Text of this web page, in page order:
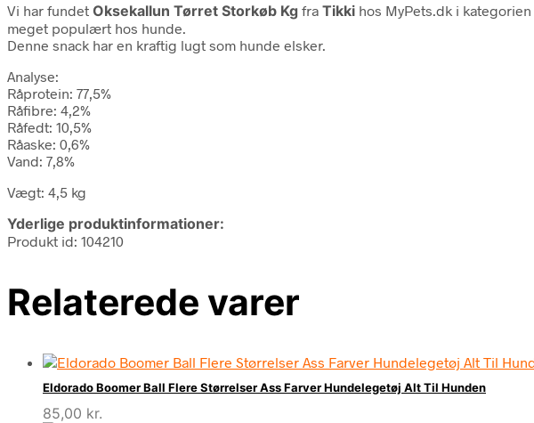
Vi har fundet Oksekallun Tørret Storkøb Kg fra Tikki hos MyPets.dk i kategorien
meget populært hos hunde.
Denne snack har en kraftig lugt som hunde elsker.
Analyse:
Råprotein: 77,5%
Råfibre: 4,2%
Råfedt: 10,5%
Råaske: 0,6%
Vand: 7,8%
Vægt: 4,5 kg
Yderlige produktinformationer:
Produkt id: 104210
Relaterede varer
Eldorado Boomer Ball Flere Størrelser Ass Farver Hundelegetøj Alt Til Hunden
85,00 kr.